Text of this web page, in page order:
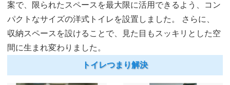
案で、限られたスペースを最大限に活用できるよう、コン
パクトなサイズの洋式トイレを設置しました。
さらに、
収納スペースを設けることで、見た目もスッキリとした空
間に生まれ変わりました。
トイレつまり解決